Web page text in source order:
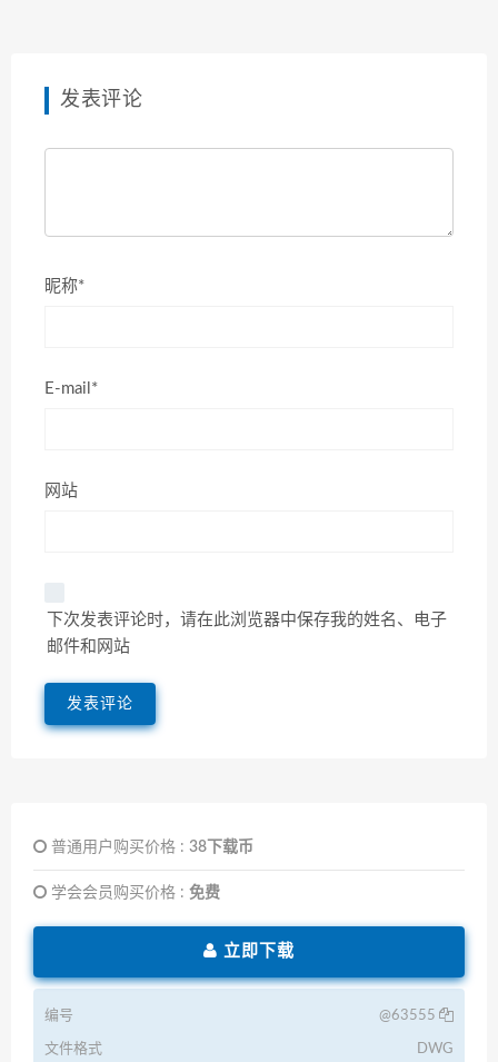
发表评论
昵称*
E-mail*
网站
下次发表评论时，请在此浏览器中保存我的姓名、电子
邮件和网站
普通用户购买价格 : 38下载币
学会会员购买价格 : 免费
立即下载
编号 @63555
文件格式 DWG